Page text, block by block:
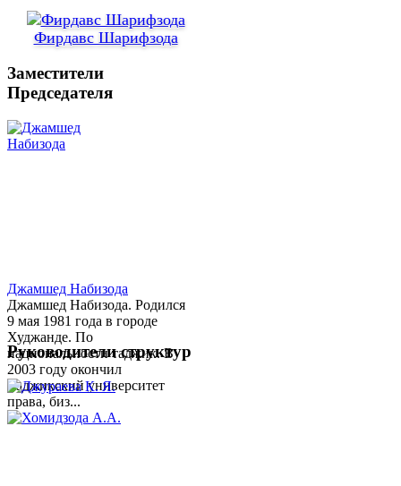
Фирдавс Шарифзода
Заместители
Председателя
Джамшед Набизода
Джамшед Набизода. Родился
9 мая 1981 года в городе
Худжанде. По
национальности таджик. В
2003 году окончил
Таджикский университет
права, биз...
Руководители структур